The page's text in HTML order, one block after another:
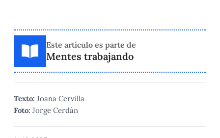
Este artículo es parte de
Mentes trabajando
Texto: Joana Cervilla
Foto: Jorge Cerdán